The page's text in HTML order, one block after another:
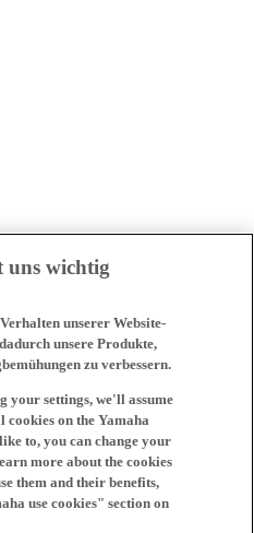
uns wichtig
unserer Website-
unsere Produkte,
zu verbessern.
your settings, we'll assume
on the Yamaha
to, you can change your
more about the cookies
them and their benefits,
use cookies" section on